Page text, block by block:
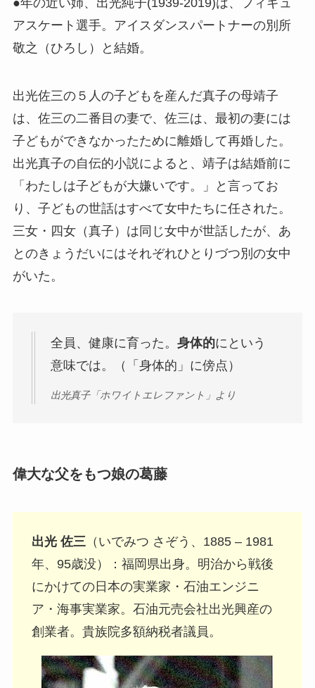
●年の近い姉、出光純子(1939-2019)は、フィギュ
アスケート選手。アイスダンスパートナーの別所
敬之（ひろし）と結婚。
出光佐三の５人の子どもを産んだ真子の母靖子
は、佐三の二番目の妻で、佐三は、最初の妻には
子どもができなかったために離婚して再婚した。
出光真子の自伝的小説によると、靖子は結婚前に
「わたしは子どもが大嫌いです。」と言ってお
り、子どもの世話はすべて女中たちに任された。
三女・四女（真子）は同じ女中が世話したが、あ
とのきょうだいにはそれぞれひとりづつ別の女中
がいた。
全員、健康に育った。 身体的にという
意味では。（「身体的」に傍点）
出光真子「ホワイトエレファント」より
偉大な父をもつ娘の葛藤
出光 佐三（いでみつ さぞう、1885 – 1981
年、95歳没）：福岡県出身。明治から戦後
にかけての日本の実業家・石油エンジニ
ア・海事実業家。石油元売会社出光興産の
創業者。貴族院多額納税者議員。